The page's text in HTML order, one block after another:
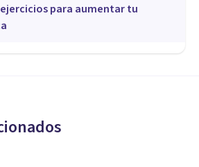
para aumentar tu